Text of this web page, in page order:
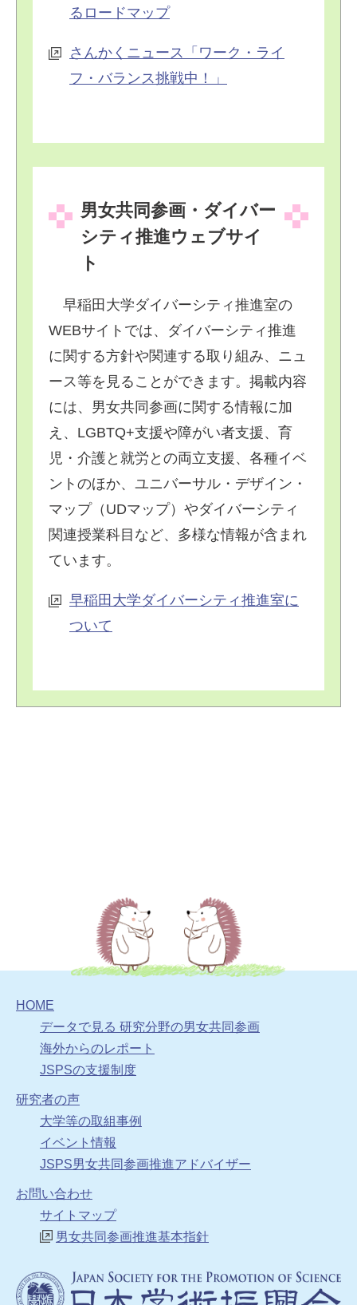
るロードマップ
さんかくニュース「ワーク・ライ
フ・バランス挑戦中！」
男女共同参画・ダイバー
シティ推進ウェブサイ
ト
早稲田大学ダイバーシティ推進室の
WEBサイトでは、ダイバーシティ推進
に関する方針や関連する取り組み、ニュ
ース等を見ることができます。掲載内容
には、男女共同参画に関する情報に加
え、LGBTQ+支援や障がい者支援、育
児・介護と就労との両立支援、各種イベ
ントのほか、ユニバーサル・デザイン・
マップ（UDマップ）やダイバーシティ
関連授業科目など、多様な情報が含まれ
ています。
早稲田大学ダイバーシティ推進室に
ついて
HOME
データで見る 研究分野の男女共同参画
海外からのレポート
JSPSの支援制度
研究者の声
大学等の取組事例
イベント情報
JSPS男女共同参画推進アドバイザー
お問い合わせ
サイトマップ
男女共同参画推進基本指針